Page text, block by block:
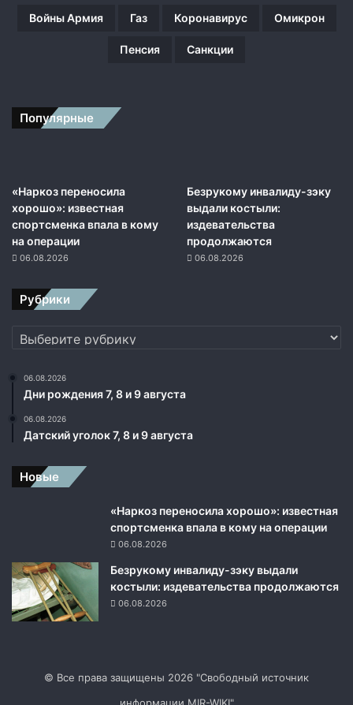
Войны Армия Газ Коронавирус Омикрон
Пенсия Санкции
Популярные
«Наркоз переносила
хорошо»: известная
спортсменка впала в кому
на операции
06.08.2026
Безрукому инвалиду-зэку
выдали костыли:
издевательства
продолжаются
06.08.2026
Рубрики
Рубрики
06.08.2026
Дни рождения 7, 8 и 9 августа
06.08.2026
Датский уголок 7, 8 и 9 августа
Новые
«Наркоз переносила хорошо»: известная
спортсменка впала в кому на операции
06.08.2026
Безрукому инвалиду-зэку выдали
костыли: издевательства продолжаются
06.08.2026
© Все права защищены 2026 "Свободный источник